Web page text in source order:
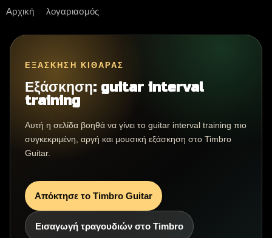
Αρχική λογαριασμός
ΕΞΆΣΚΗΣΗ ΚΙΘΆΡΑΣ
Εξάσκηση: guitar interval
training
Αυτή η σελίδα βοηθά να γίνει το guitar interval training πιο
συγκεκριμένη, αργή και μουσική εξάσκηση στο Timbro
Guitar.
Απόκτησε το Timbro Guitar
Εισαγωγή τραγουδιών στο Timbro